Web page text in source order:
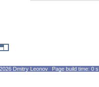
Dmitry Leonov Page build time: 0 s